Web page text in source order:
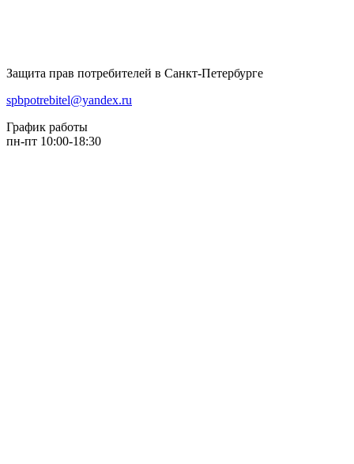
Защита прав потребителей в Санкт-Петербурге
spbpotrebitel@yandex.ru
График работы
пн-пт 10:00-18:30